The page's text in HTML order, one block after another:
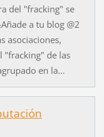
del "fracking" se
a tu blog @2
asociaciones,
"fracking" de las
en la...